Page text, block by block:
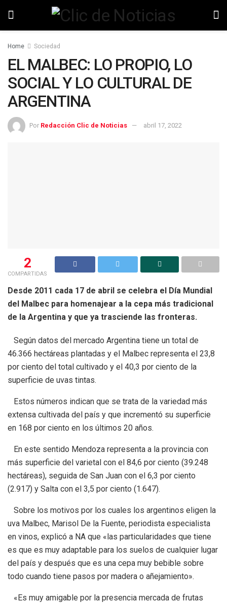
Home Sociedad
EL MALBEC: LO PROPIO, LO
SOCIAL Y LO CULTURAL DE
ARGENTINA
Por Redacción Clic de Noticias abril 17, 2022
2
COMPARTIDAS
Desde 2011 cada 17 de abril se celebra el Día Mundial
del Malbec para homenajear a la cepa más tradicional
de la Argentina y que ya trasciende las fronteras.
Según datos del mercado Argentina tiene un total de
46.366 hectáreas plantadas y el Malbec representa el 23,8
por ciento del total cultivado y el 40,3 por ciento de la
superficie de uvas tintas.
Estos números indican que se trata de la variedad más
extensa cultivada del país y que incrementó su superficie
en 168 por ciento en los últimos 20 años.
En este sentido Mendoza representa a la provincia con
más superficie del varietal con el 84,6 por ciento (39.248
hectáreas), seguida de San Juan con el 6,3 por ciento
(2.917) y Salta con el 3,5 por ciento (1.647).
Sobre los motivos por los cuales los argentinos eligen la
uva Malbec, Marisol De la Fuente, periodista especialista
en vinos, explicó a NA que «las particularidades que tiene
es que es muy adaptable para los suelos de cualquier lugar
del país y después que es una cepa muy bebible sobre
todo cuando tiene pasos por madera o añejamiento».
«Es muy amigable por la presencia mercada de frutas